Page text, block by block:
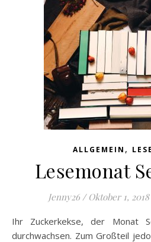
ALLGEMEIN ,
Lesemonat
Jenny26 / Oktober 1, 2018
Ihr Zuckerkekse, der Monat September war äußerst
durchwachsen. Zum Großteil